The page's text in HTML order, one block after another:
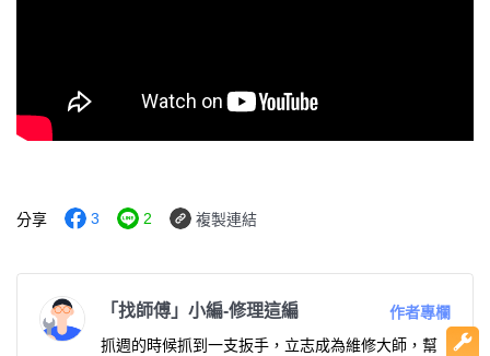
分享 3 2 複製連結
「找師傅」小編-修理這編
作者專欄
抓週的時候抓到一支扳手，立志成為維修大師，幫